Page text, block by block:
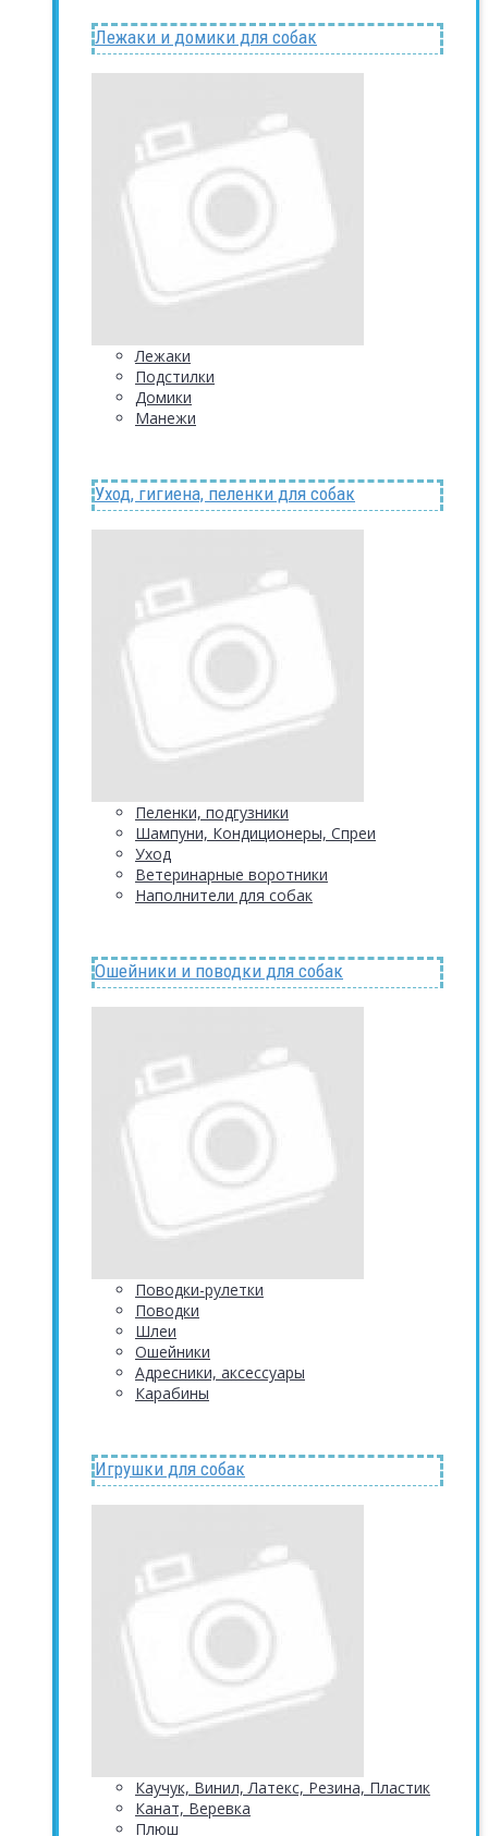
Лежаки и домики для собак
Лежаки
Подстилки
Домики
Манежи
Уход, гигиена, пеленки для собак
Пеленки, подгузники
Шампуни, Кондиционеры, Спреи
Уход
Ветеринарные воротники
Наполнители для собак
Ошейники и поводки для собак
Поводки-рулетки
Поводки
Шлеи
Ошейники
Адресники, аксессуары
Карабины
Игрушки для собак
Каучук, Винил, Латекс, Резина, Пластик
Канат, Веревка
Плюш